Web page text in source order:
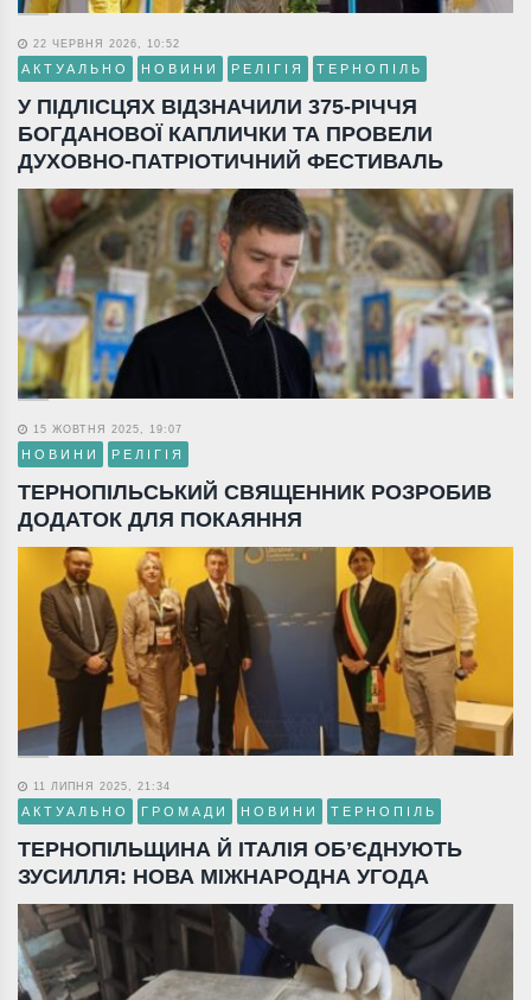
22 ЧЕРВНЯ 2026, 10:52
АКТУАЛЬНО НОВИНИ РЕЛІГІЯ ТЕРНОПІЛЬ
У ПІДЛІСЦЯХ ВІДЗНАЧИЛИ 375-РІЧЧЯ
БОГДАНОВОЇ КАПЛИЧКИ ТА ПРОВЕЛИ
ДУХОВНО-ПАТРІОТИЧНИЙ ФЕСТИВАЛЬ
15 ЖОВТНЯ 2025, 19:07
НОВИНИ РЕЛІГІЯ
ТЕРНОПІЛЬСЬКИЙ СВЯЩЕННИК РОЗРОБИВ
ДОДАТОК ДЛЯ ПОКАЯННЯ
11 ЛИПНЯ 2025, 21:34
АКТУАЛЬНО ГРОМАДИ НОВИНИ ТЕРНОПІЛЬ
ТЕРНОПІЛЬЩИНА Й ІТАЛІЯ ОБ’ЄДНУЮТЬ
ЗУСИЛЛЯ: НОВА МІЖНАРОДНА УГОДА